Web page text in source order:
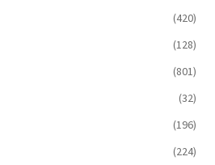
(420)
(128)
(801)
(32)
(196)
(224)